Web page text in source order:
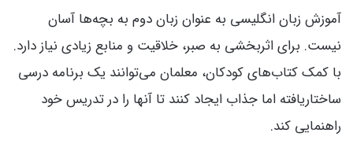
آموزش زبان انگلیسی به عنوان زبان دوم به بچه‌ها آسان
نیست. برای اثربخشی به صبر، خلاقیت و منابع زیادی نیاز دارد.
با کمک کتاب‌های کودکان، معلمان می‌توانند یک برنامه درسی
ساختاریافته اما جذاب ایجاد کنند تا آنها را در تدریس خود
راهنمایی کند.